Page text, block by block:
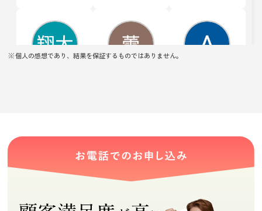
だき、満足して
います
いただきまし
(Googleのクチコミか
22:54
くださってあり
す。できるもの
ら引用)
09:06
明していただき
います！
(Googleのクチコミか
16:15
個人の感想であり、結果を保証するものではありません。